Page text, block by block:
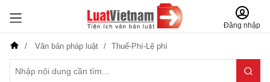
Đăng nhập
Văn bản pháp luật Thuế-Phí-Lệ phí